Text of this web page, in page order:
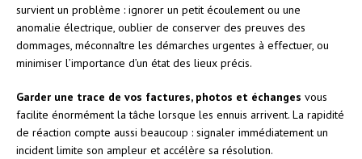
survient un problème : ignorer un petit écoulement ou une
anomalie électrique, oublier de conserver des preuves des
dommages, méconnaître les démarches urgentes à effectuer, ou
minimiser l’importance d’un état des lieux précis.
Garder une trace de vos factures, photos et échanges vous
facilite énormément la tâche lorsque les ennuis arrivent. La rapidité
de réaction compte aussi beaucoup : signaler immédiatement un
incident limite son ampleur et accélère sa résolution.